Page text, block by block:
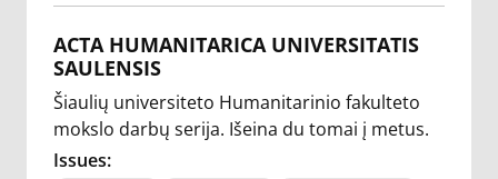
ACTA HUMANITARICA UNIVERSITATIS
SAULENSIS
Šiaulių universiteto Humanitarinio fakulteto
mokslo darbų serija. Išeina du tomai į metus.
Issues: